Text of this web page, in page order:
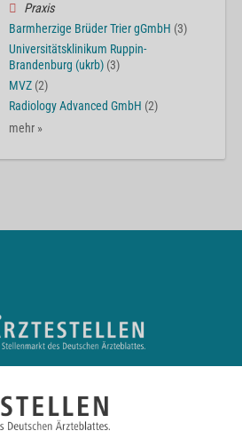
Praxis
Barmherzige Brüder Trier gGmbH (3)
Universitätsklinikum Ruppin-
Brandenburg (ukrb) (3)
MVZ (2)
Radiology Advanced GmbH (2)
mehr »